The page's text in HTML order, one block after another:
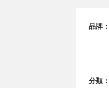
品牌：
分類：